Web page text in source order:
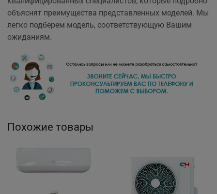
объяснят преимущества представленных моделей. Мы
легко подберем модель, соответствующую Вашим
ожиданиям.
Похожие товары